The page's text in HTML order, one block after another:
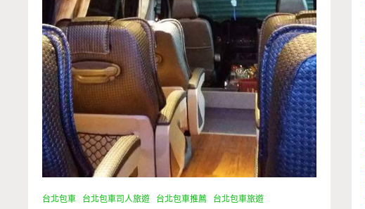
台北包車 台北包車司人旅遊 台北包車推薦
台北包車旅遊